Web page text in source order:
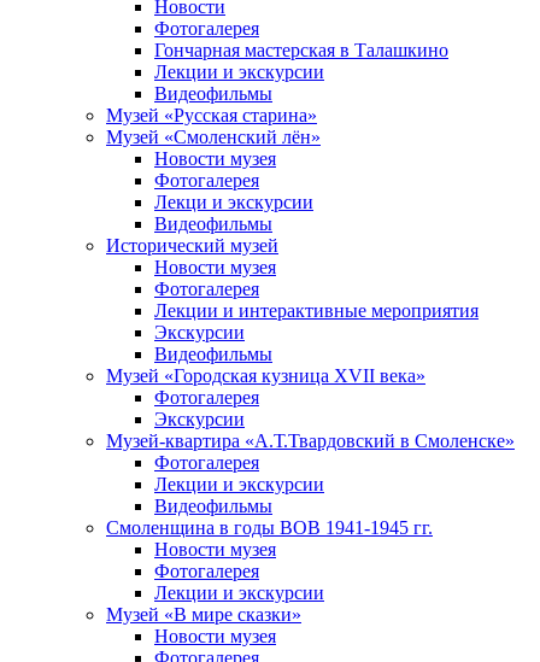
Новости
Фотогалерея
Гончарная мастерская в Талашкино
Лекции и экскурсии
Видеофильмы
Музей «Русская старина»
Музей «Смоленский лён»
Новости музея
Фотогалерея
Лекци и экскурсии
Видеофильмы
Исторический музей
Новости музея
Фотогалерея
Лекции и интерактивные мероприятия
Экскурсии
Видеофильмы
Музей «Городская кузница XVII века»
Фотогалерея
Экскурсии
Музей-квартира «А.Т.Твардовский в Смоленске»
Фотогалерея
Лекции и экскурсии
Видеофильмы
Смоленщина в годы ВОВ 1941-1945 гг.
Новости музея
Фотогалерея
Лекции и экскурсии
Музей «В мире сказки»
Новости музея
Фотогалерея